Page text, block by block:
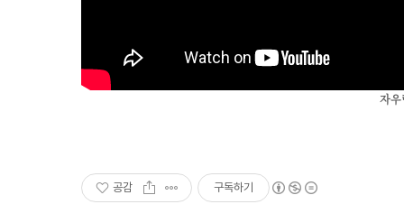
자우
공감 구독하기